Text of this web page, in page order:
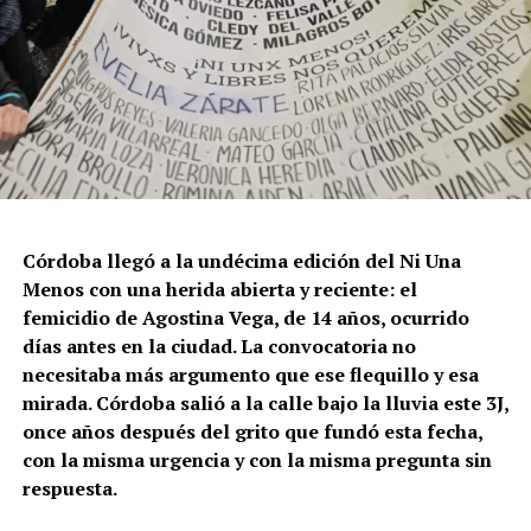
Córdoba llegó a la undécima edición del Ni Una
Menos con una herida abierta y reciente: el
femicidio de Agostina Vega, de 14 años, ocurrido
días antes en la ciudad. La convocatoria no
necesitaba más argumento que ese flequillo y esa
mirada. Córdoba salió a la calle bajo la lluvia este 3J,
once años después del grito que fundó esta fecha,
con la misma urgencia y con la misma pregunta sin
respuesta.